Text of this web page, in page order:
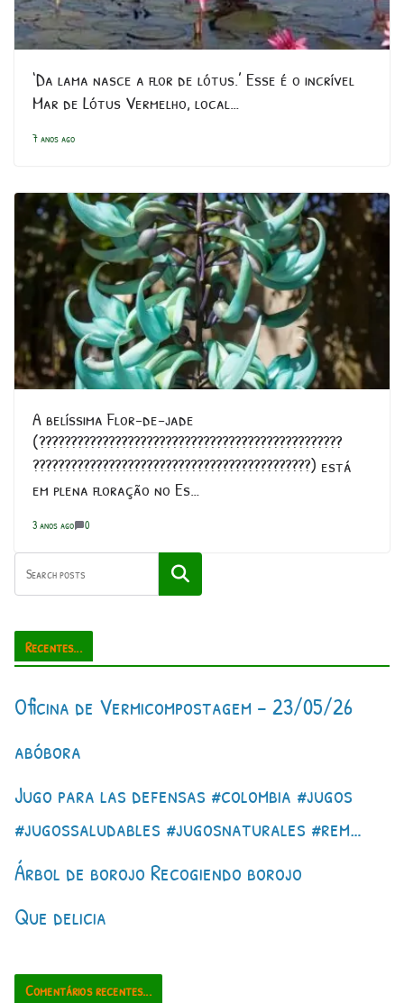
‘Da lama nasce a flor de lótus.’ Esse é o incrível
Mar de Lótus Vermelho, local…
7 anos ago
A belíssima Flor-de-jade
(????????????????????????????????????????????????
????????????????????????????????????????????) está
em plena floração no Es…
3 anos ago 0
Pesquisar
Recentes...
Oficina de Vermicompostagem – 23/05/26
abóbora
Jugo para las defensas #colombia #jugos
#jugossaludables #jugosnaturales #rem…
Árbol de borojo Recogiendo borojo
Que delicia
Comentários recentes...